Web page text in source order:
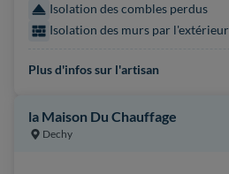
Isolation des combles perdus
Isolation des murs par l'extérieur
Plus d'infos sur l'artisan
la Maison Du Chauffage
Dechy